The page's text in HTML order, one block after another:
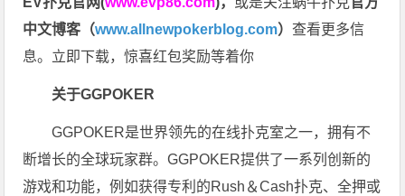
中文博客（www.allnewpokerblog.com）查看更多信
息。立即下载，惊喜红包奖励等着你
关于GGPOKER
GGPOKER是世界领先的在线扑克室之一，拥有不
断增长的全球玩家群。GGPOKER提供了一系列创新的
游戏和功能，例如获得专利的Rush＆Cash扑克、全押或